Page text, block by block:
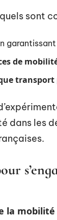
sont
de
transport
dans les
la mobilité